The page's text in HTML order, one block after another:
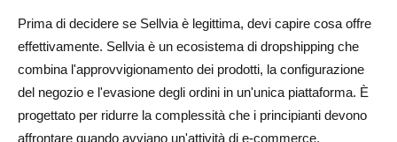
Sellvia è adatta ai principianti?
Quali sono i principali svantaggi di Sellvia?
Sellvia vale la pena nel 2026?
Prima di decidere se Sellvia è legittima, devi capire cosa offre
effettivamente. Sellvia è un ecosistema di dropshipping che
combina l'approvvigionamento dei prodotti, la configurazione
del negozio e l'evasione degli ordini in un'unica piattaforma. È
progettato per ridurre la complessità che i principianti devono
affrontare quando avviano un'attività di e-commerce.